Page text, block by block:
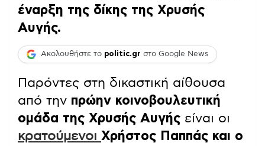
έναρξη της δίκης της Χρυσής
Αυγής.
Ακολουθήστε το politic.gr στο Google News
Παρόντες στη δικαστική αίθουσα
από την πρώην κοινοβουλευτική
ομάδα της Χρυσής Αυγής είναι οι
κρατούμενοι Χρήστος Παππάς και ο